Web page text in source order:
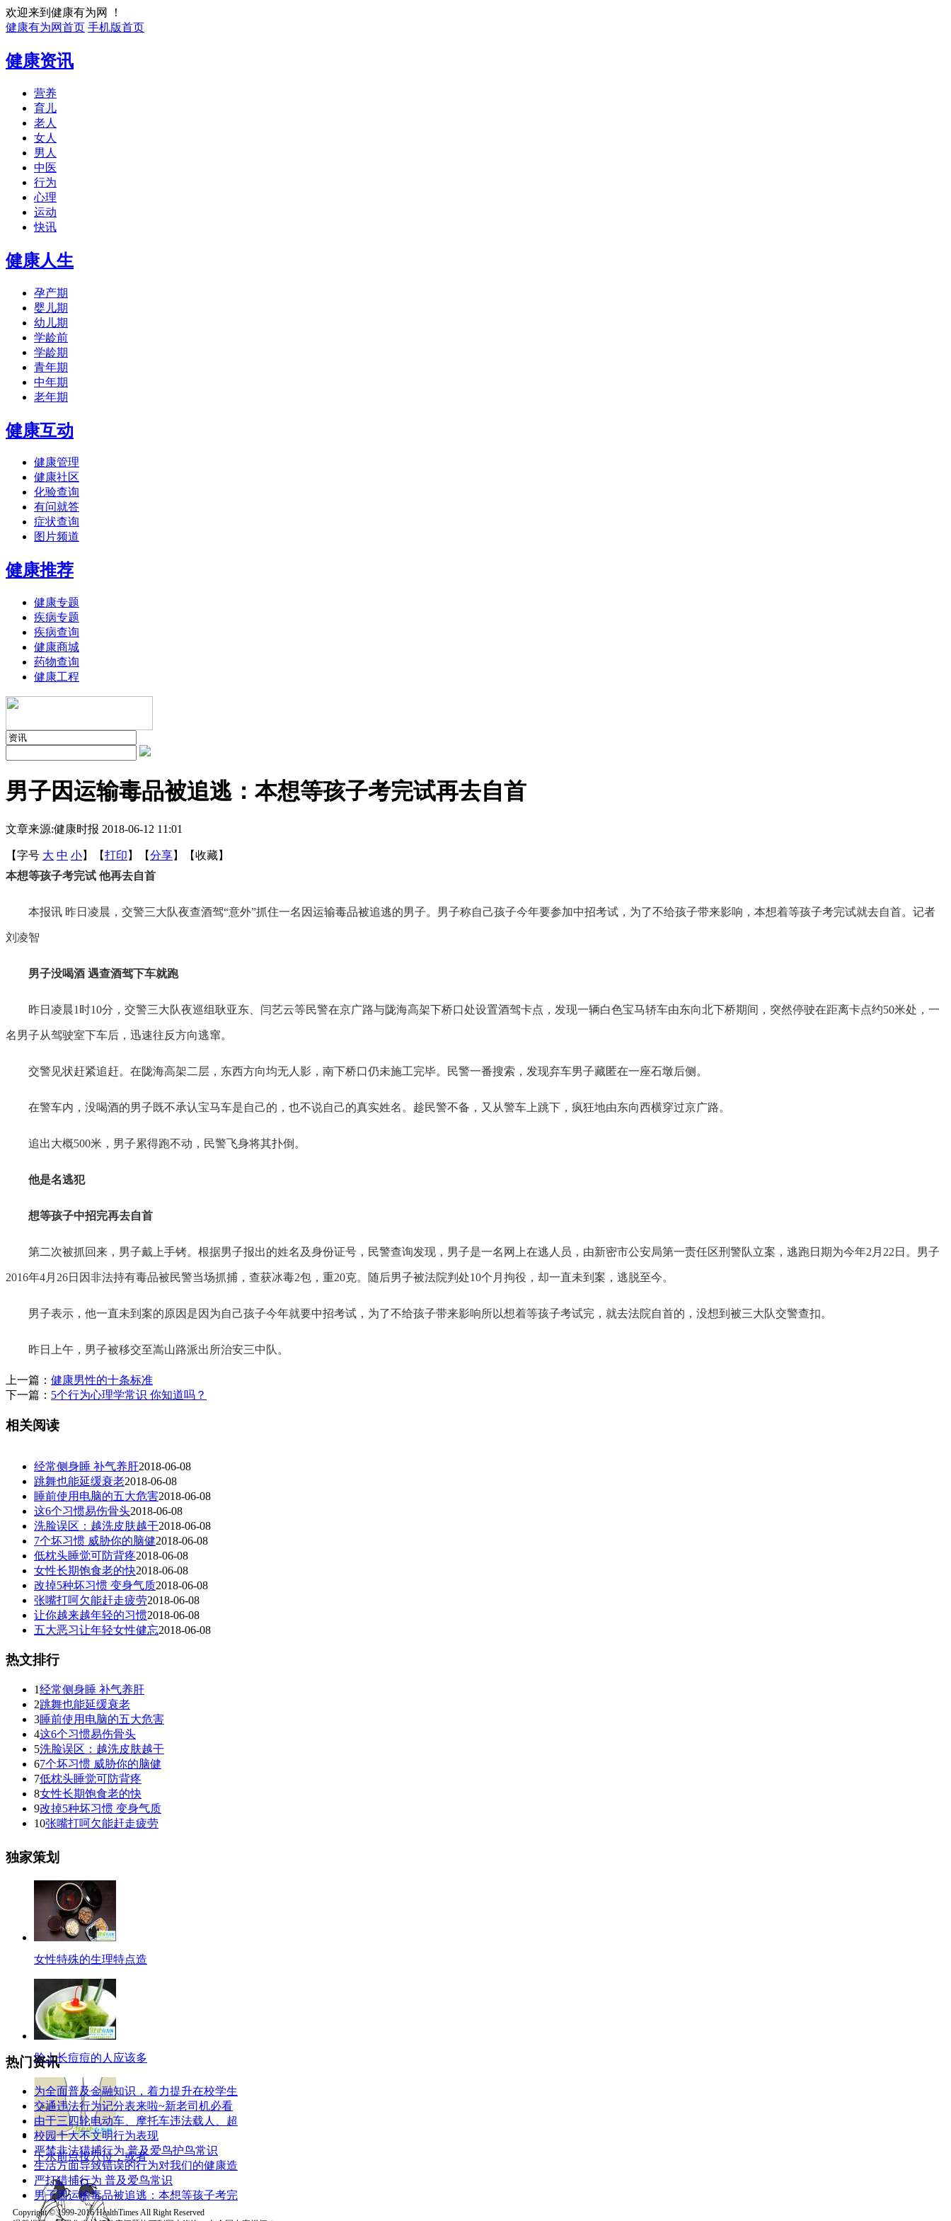
欢迎来到健康有为网 ！
健康有为网首页 手机版首页
健康资讯
营养
育儿
老人
女人
男人
中医
行为
心理
运动
快讯
健康人生
孕产期
婴儿期
幼儿期
学龄前
学龄期
青年期
中年期
老年期
健康互动
健康管理
健康社区
化验查询
有问就答
症状查询
图片频道
健康推荐
健康专题
疾病专题
疾病查询
健康商城
药物查询
健康工程
男子因运输毒品被追逃：本想等孩子考完试再去自首
文章来源:健康时报 2018-06-12 11:01
【字号 大 中 小】 【打印 】 【分享】 【收藏】
本想等孩子考完试 他再去自首
本报讯 昨日凌晨，交警三大队夜查酒驾“意外”抓住一名因运输毒品被追逃的男子。男子称自己孩子今年要参加中招考试，为了不给孩子带来影响，本想着等孩子考完试就去自首。记者
刘凌智
男子没喝酒 遇查酒驾下车就跑
昨日凌晨1时10分，交警三大队夜巡组耿亚东、闫艺云等民警在京广路与陇海高架下桥口处设置酒驾卡点，发现一辆白色宝马轿车由东向北下桥期间，突然停驶在距离卡点约50米处，一
名男子从驾驶室下车后，迅速往反方向逃窜。
交警见状赶紧追赶。在陇海高架二层，东西方向均无人影，南下桥口仍未施工完毕。民警一番搜索，发现弃车男子藏匿在一座石墩后侧。
在警车内，没喝酒的男子既不承认宝马车是自己的，也不说自己的真实姓名。趁民警不备，又从警车上跳下，疯狂地由东向西横穿过京广路。
追出大概500米，男子累得跑不动，民警飞身将其扑倒。
他是名逃犯
想等孩子中招完再去自首
第二次被抓回来，男子戴上手铐。根据男子报出的姓名及身份证号，民警查询发现，男子是一名网上在逃人员，由新密市公安局第一责任区刑警队立案，逃跑日期为今年2月22日。男子
2016年4月26日因非法持有毒品被民警当场抓捕，查获冰毒2包，重20克。随后男子被法院判处10个月拘役，却一直未到案，逃脱至今。
男子表示，他一直未到案的原因是因为自己孩子今年就要中招考试，为了不给孩子带来影响所以想着等孩子考试完，就去法院自首的，没想到被三大队交警查扣。
昨日上午，男子被移交至嵩山路派出所治安三中队。
上一篇： 健康男性的十条标准
下一篇： 5个行为心理学常识 你知道吗？
相关阅读
经常侧身睡 补气养肝2018-06-08
跳舞也能延缓衰老2018-06-08
睡前使用电脑的五大危害2018-06-08
这6个习惯易伤骨头2018-06-08
洗脸误区：越洗皮肤越干2018-06-08
7个坏习惯 威胁你的脑健2018-06-08
低枕头睡觉可防背疼2018-06-08
女性长期饱食老的快2018-06-08
改掉5种坏习惯 变身气质2018-06-08
张嘴打呵欠能赶走疲劳2018-06-08
让你越来越年轻的习惯2018-06-08
五大恶习让年轻女性健忘2018-06-08
热文排行
1经常侧身睡 补气养肝
2跳舞也能延缓衰老
3睡前使用电脑的五大危害
4这6个习惯易伤骨头
5洗脸误区：越洗皮肤越干
67个坏习惯 威胁你的脑健
7低枕头睡觉可防背疼
8女性长期饱食老的快
9改掉5种坏习惯 变身气质
10张嘴打呵欠能赶走疲劳
独家策划
女性特殊的生理特点造
脸上长痘痘的人应该多
下水前点按穴位，或者
热门资讯
为全面普及金融知识，着力提升在校学生
交通违法行为记分表来啦~新老司机必看
由于三四轮电动车、摩托车违法载人、超
校园十大不文明行为表现
严禁非法猎捕行为 普及爱鸟护鸟常识
生活方面导致错误的行为对我们的健康造
严打猎捕行为 普及爱鸟常识
男子因运输毒品被追逃：本想等孩子考完
Copyright © 1999-2016 HealthTimes All Right Reserved